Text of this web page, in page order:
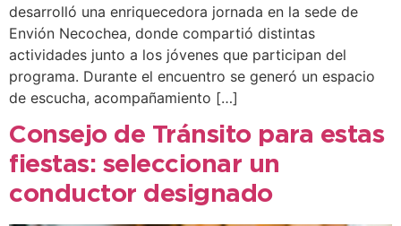
desarrolló una enriquecedora jornada en la sede de
Envión Necochea, donde compartió distintas
actividades junto a los jóvenes que participan del
programa. Durante el encuentro se generó un espacio
de escucha, acompañamiento […]
Consejo de Tránsito para estas
fiestas: seleccionar un
conductor designado